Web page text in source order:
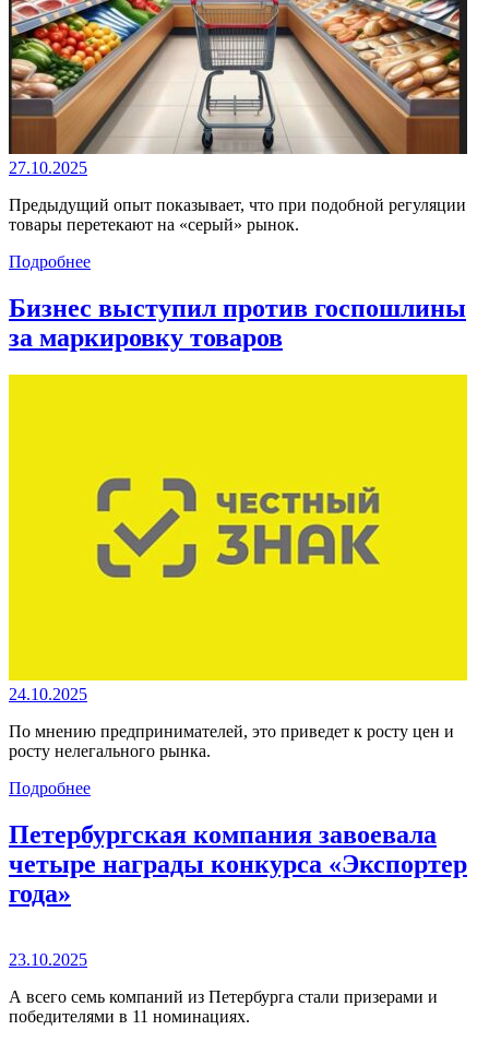
27.10.2025
Предыдущий опыт показывает, что при подобной регуляции
товары перетекают на «серый» рынок.
Подробнее
Бизнес выступил против госпошлины
за маркировку товаров
24.10.2025
По мнению предпринимателей, это приведет к росту цен и
росту нелегального рынка.
Подробнее
Петербургская компания завоевала
четыре награды конкурса «Экспортер
года»
23.10.2025
А всего семь компаний из Петербурга стали призерами и
победителями в 11 номинациях.